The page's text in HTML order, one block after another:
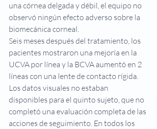
una córnea delgada y débil, el equipo no
observó ningún efecto adverso sobre la
biomecánica corneal.
Seis meses después del tratamiento, los
pacientes mostraron una mejoría en la
UCVA por línea y la BCVA aumentó en 2
líneas con una lente de contacto rígida.
Los datos visuales no estaban
disponibles para el quinto sujeto, que no
completó una evaluación completa de las
acciones de seguimiento. En todos los